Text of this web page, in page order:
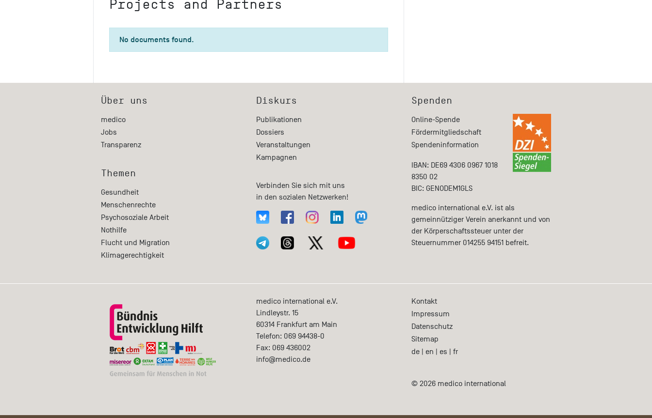
Projects and Partners
No documents found.
Über uns
medico
Jobs
Transparenz
Themen
Gesundheit
Menschenrechte
Psychosoziale Arbeit
Nothilfe
Flucht und Migration
Klimagerechtigkeit
Diskurs
Publikationen
Dossiers
Veranstaltungen
Kampagnen
Verbinden Sie sich mit uns
in den sozialen Netzwerken!
Spenden
Online-Spende
Fördermitgliedschaft
Spendeninformation
IBAN: DE69 4306 0967 1018
8350 02
BIC: GENODEM1GLS
medico international e.V. ist als
gemeinnütziger Verein anerkannt und von
der Körperschaftssteuer unter der
Steuernummer 014255 94151 befreit.
medico international e.V.
Lindleystr. 15
60314 Frankfurt am Main
Telefon: 069 94438-0
Fax: 069 436002
info@medico.de
Kontakt
Impressum
Datenschutz
Sitemap
de | en | es | fr
© 2026 medico international